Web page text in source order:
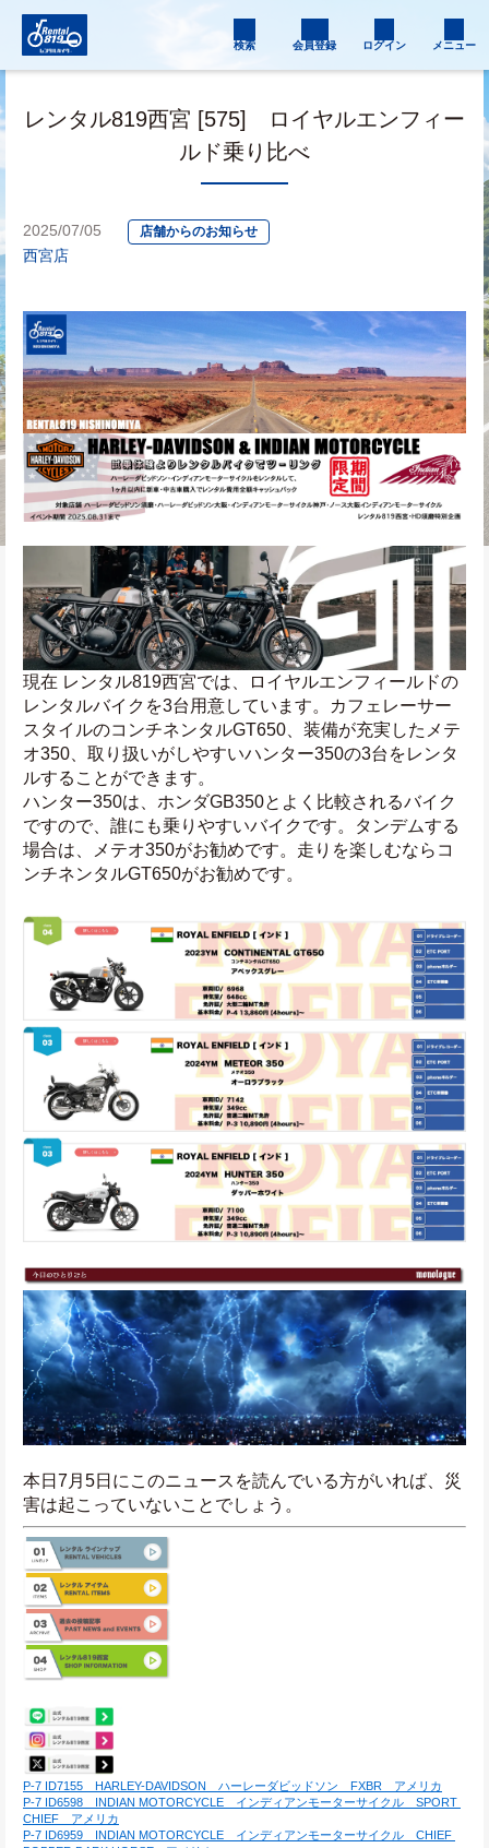
検索 会員登録 ログイン メニュー
レンタル819西宮 [575] ロイヤルエンフィー
ルド乗り比べ
2025/07/05 店舗からのお知らせ
西宮店
現在 レンタル819西宮では、ロイヤルエンフィールドの
レンタルバイクを3台用意しています。カフェレーサー
スタイルのコンチネンタルGT650、装備が充実したメテ
オ350、取り扱いがしやすいハンター350の3台をレンタ
ルすることができます。
ハンター350は、ホンダGB350とよく比較されるバイク
ですので、誰にも乗りやすいバイクです。タンデムする
場合は、メテオ350がお勧めです。走りを楽しむならコ
ンチネンタルGT650がお勧めです。
本日7月5日にこのニュースを読んでいる方がいれば、災
害は起こっていないことでしょう。
P-7 ID7155　HARLEY-DAVIDSON　ハーレーダビッドソン　FXBR　アメリカ
P-7 ID6598　INDIAN MOTORCYCLE　インディアンモーターサイクル　SPORT
CHIEF　アメリカ
P-7 ID6959　INDIAN MOTORCYCLE　インディアンモーターサイクル　CHIEF